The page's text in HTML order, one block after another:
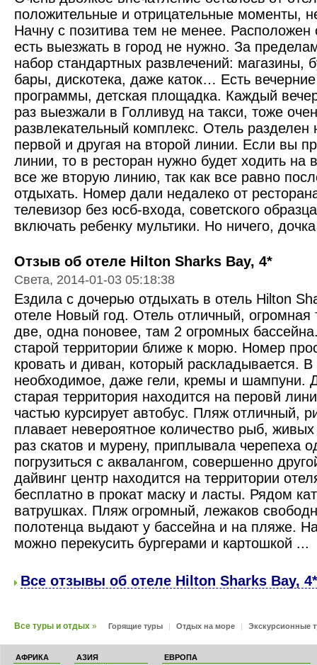
положительные и отрицательные моменты,
Начну с позитива тем не менее. Расположен
есть выезжать в город не нужно. За
набор стандартных развлечений: магазины,
бары, дискотека, даже каток… Есть
программы, детская площадка. Каждый
раз выезжали в Голливуд на такси, тоже
развлекательный комплекс. Отель разделен
первой и другая на второй линии. Если вы
линии, то в ресторан нужно будет ходить
все же вторую линию, так как все равно
отдыхать. Номер дали недалеко от
телевизор без юсб-входа, советского
включать ребенку мультики. Но ничего,
Отзыв об отеле Hilton Sharks Bay, 4*
Света, 2014-01-03 05:18:38
Ездила с дочерью отдыхать в отель Hilton
отеле Новый год. Отель отличный, огромная
две, одна поновее, там 2 огромных
старой территории ближе к морю. Номер
кровать и диван, который раскладывается.
необходимое, даже гели, кремы и шампуни.
старая территория находится на перовй
частью курсирует автобус. Пляж отличный,
плавает невероятное количество рыб,
раз скатов и мурену, приплывала черепеха
погрузиться с аквалангом, совершенно
дайвинг центр находится на территории
бесплатно в прокат маску и ласты. Рядом
ватрушках. Пляж огромный, лежаков
полотенца выдают у бассейна и на пляже.
можно перекусить бургерами и картошкой ...
Все отзывы об отеле Hilton Sharks Bay, 4*
Все туры и отдых » Горящие туры | Отдых на море | Экскурсионные
АФРИКА
АЗИЯ
ЕВРОПА